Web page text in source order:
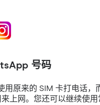
号码
用原来的 SIM 卡打电话，
上网。您还可以继续使用